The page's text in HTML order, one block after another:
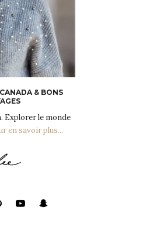
& BONS
Explorer le monde
en savoir plus...